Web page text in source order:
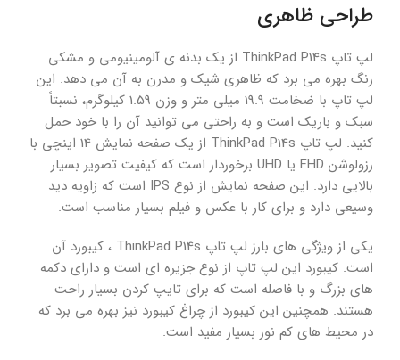
طراحی ظاهری
لپ تاپ ThinkPad P14s از یک بدنه ی آلومینیومی و مشکی
رنگ بهره می برد که ظاهری شیک و مدرن به آن می دهد. این
لپ تاپ با ضخامت 19.9 میلی متر و وزن 1.59 کیلوگرم، نسبتاً
سبک و باریک است و به راحتی می توانید آن را با خود حمل
کنید. لپ تاپ ThinkPad P14s از یک صفحه نمایش 14 اینچی با
رزولوشن FHD یا UHD برخوردار است که کیفیت تصویر بسیار
بالایی دارد. این صفحه نمایش از نوع IPS است که زاویه دید
وسیعی دارد و برای کار با عکس و فیلم بسیار مناسب است.
یکی از ویژگی های بارز لپ تاپ ThinkPad P14s ، کیبورد آن
است. کیبورد این لپ تاپ از نوع جزیره ای است و دارای دکمه
های بزرگ و با فاصله است که برای تایپ کردن بسیار راحت
هستند. همچنین این کیبورد از چراغ کیبورد نیز بهره می برد که
در محیط های کم نور بسیار مفید است.